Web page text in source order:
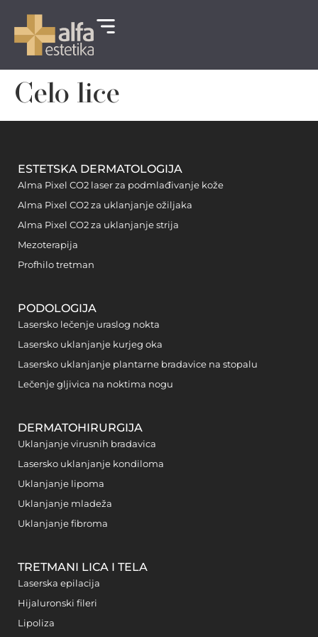
Celo lice
ESTETSKA DERMATOLOGIJA
Alma Pixel CO2 laser za podmlađivanje kože
Alma Pixel CO2 za uklanjanje ožiljaka
Alma Pixel CO2 za uklanjanje strija
Mezoterapija
Profhilo tretman
PODOLOGIJA
Lasersko lečenje uraslog nokta
Lasersko uklanjanje kurjeg oka
Lasersko uklanjanje plantarne bradavice na stopalu
Lečenje gljivica na noktima nogu
DERMATOHIRURGIJA
Uklanjanje virusnih bradavica
Lasersko uklanjanje kondiloma
Uklanjanje lipoma
Uklanjanje mladeža
Uklanjanje fibroma
TRETMANI LICA I TELA
Laserska epilacija
Hijaluronski fileri
Lipoliza